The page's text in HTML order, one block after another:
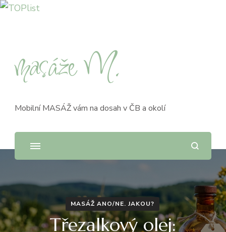
masáže M.
Mobilní MASÁŽ vám na dosah v ČB a okolí
MASÁŽ ANO/NE. JAKOU?
Třezalkový olej: